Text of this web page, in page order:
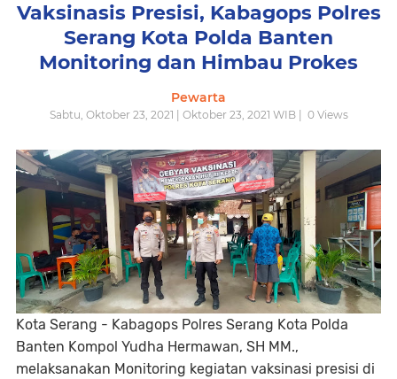
Vaksinasis Presisi, Kabagops Polres
Serang Kota Polda Banten
Monitoring dan Himbau Prokes
Pewarta
Sabtu, Oktober 23, 2021 | Oktober 23, 2021 WIB | 0Views
Kota Serang - Kabagops Polres Serang Kota Polda
Banten Kompol Yudha Hermawan, SH MM.,
melaksanakan Monitoring kegiatan vaksinasi presisi di